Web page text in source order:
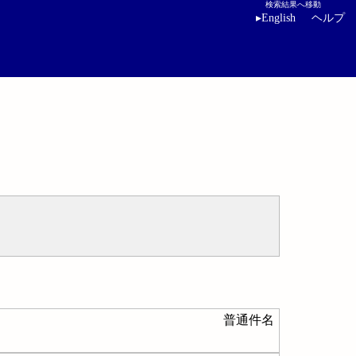
検索結果へ移動
▸English ヘルプ
普通件名